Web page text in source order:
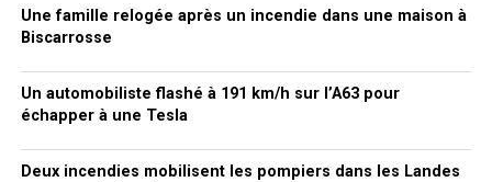
Une famille relogée après un incendie dans une maison à
Biscarrosse
Un automobiliste flashé à 191 km/h sur l’A63 pour
échapper à une Tesla
Deux incendies mobilisent les pompiers dans les Landes